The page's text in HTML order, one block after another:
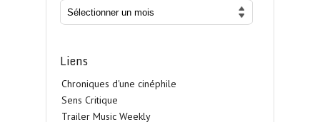
Liens
Chroniques d'une cinéphile
Sens Critique
Trailer Music Weekly